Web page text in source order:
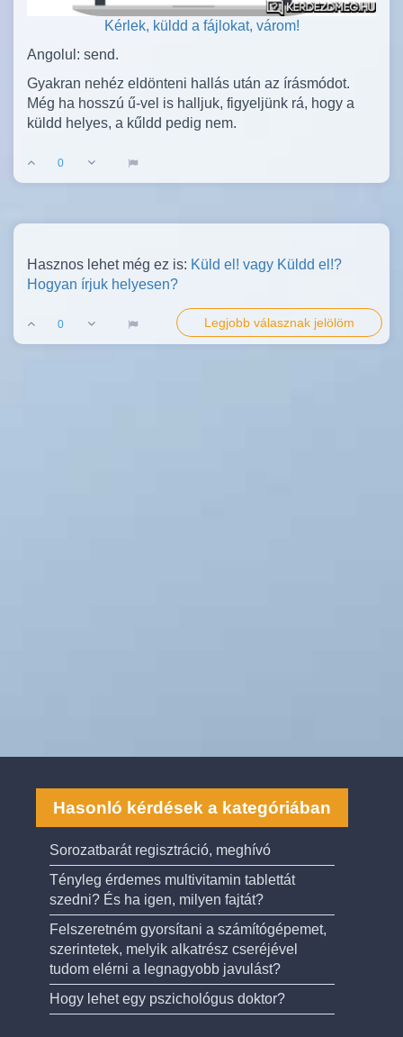
Kérlek, küldd a fájlokat, várom!
Angolul: send.
Gyakran nehéz eldönteni hallás után az írásmódot.
Még ha hosszú ű-vel is halljuk, figyeljünk rá, hogy a
küldd helyes, a kűldd pedig nem.
0
Hasznos lehet még ez is: Küld el! vagy Küldd el!?
Hogyan írjuk helyesen?
0 Legjobb válasznak jelölöm
Hasonló kérdések a kategóriában
Sorozatbarát regisztráció, meghívó
Tényleg érdemes multivitamin tablettát
szedni? És ha igen, milyen fajtát?
Felszeretném gyorsítani a számítógépemet,
szerintetek, melyik alkatrész cseréjével
tudom elérni a legnagyobb javulást?
Hogy lehet egy pszichológus doktor?